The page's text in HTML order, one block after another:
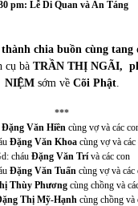
pm: Lễ Di Quan và An Táng
chia buồn cùng tang
cụ bà TRẦN THỊ NGÃI,
NIỆM sớm về Cõi Phật.
***
Đặng Văn Hiền cùng vợ và các
Đặng Văn Khoacùng vợ và các
cháu Đặng Văn Trívà các con
Đặng Văn Tuấn cùng vợ và các
Thùy Phương cùng chồng và
Thị Mỹ-Hạnh cùng chồng và